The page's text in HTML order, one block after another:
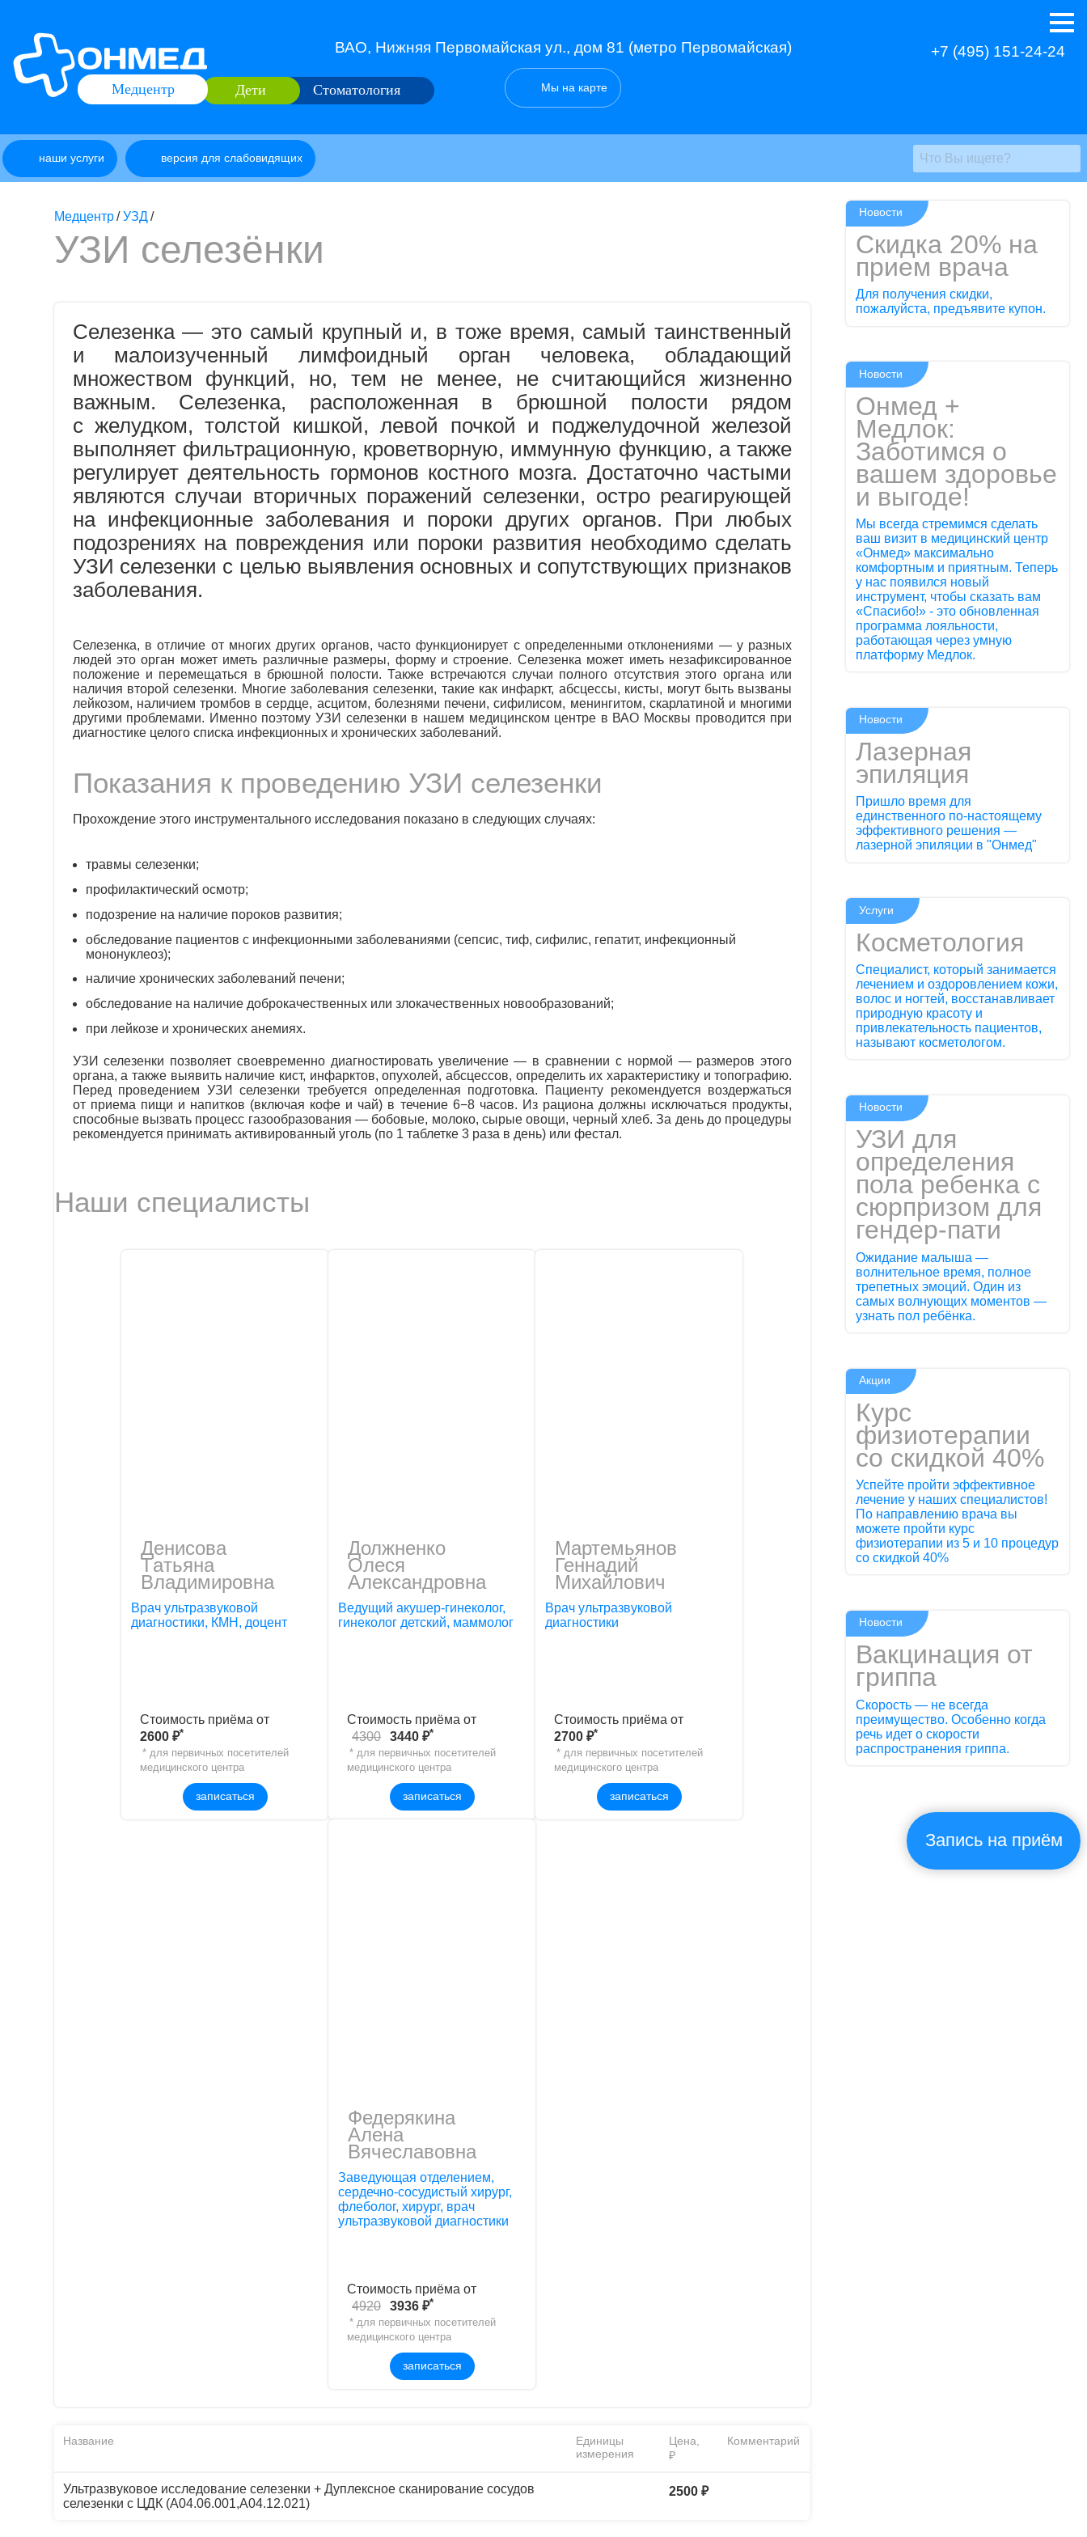
Медцентр Дети Стоматология
ВАО, Нижняя Первомайская ул., дом 81 (метро Первомайская)
Мы на карте
+7 (495) 151-24-24
наши услуги версия для слабовидящих
Медцентр/ УЗД /
УЗИ селезёнки
Селезенка — это самый крупный и, в тоже время, самый таинственный
и малоизученный лимфоидный орган человека, обладающий
множеством функций, но, тем не менее, не считающийся жизненно
важным. Селезенка, расположенная в брюшной полости рядом
с желудком, толстой кишкой, левой почкой и поджелудочной железой
выполняет фильтрационную, кроветворную, иммунную функцию, а также
регулирует деятельность гормонов костного мозга. Достаточно частыми
являются случаи вторичных поражений селезенки, остро реагирующей
на инфекционные заболевания и пороки других органов. При любых
подозрениях на повреждения или пороки развития необходимо сделать
УЗИ селезенки с целью выявления основных и сопутствующих признаков
заболевания.
Селезенка, в отличие от многих других органов, часто функционирует с определенными отклонениями — у разных
людей это орган может иметь различные размеры, форму и строение. Селезенка может иметь незафиксированное
положение и перемещаться в брюшной полости. Также встречаются случаи полного отсутствия этого органа или
наличия второй селезенки. Многие заболевания селезенки, такие как инфаркт, абсцессы, кисты, могут быть вызваны
лейкозом, наличием тромбов в сердце, асцитом, болезнями печени, сифилисом, менингитом, скарлатиной и многими
другими проблемами. Именно поэтому УЗИ селезенки в нашем медицинском центре в ВАО Москвы проводится при
диагностике целого списка инфекционных и хронических заболеваний.
Показания к проведению УЗИ селезенки
Прохождение этого инструментального исследования показано в следующих случаях:
травмы селезенки;
профилактический осмотр;
подозрение на наличие пороков развития;
обследование пациентов с инфекционными заболеваниями (сепсис, тиф, сифилис, гепатит, инфекционный
мононуклеоз);
наличие хронических заболеваний печени;
обследование на наличие доброкачественных или злокачественных новообразований;
при лейкозе и хронических анемиях.
УЗИ селезенки позволяет своевременно диагностировать увеличение — в сравнении с нормой — размеров этого
органа, а также выявить наличие кист, инфарктов, опухолей, абсцессов, определить их характеристику и топографию.
Перед проведением УЗИ селезенки требуется определенная подготовка. Пациенту рекомендуется воздержаться
от приема пищи и напитков (включая кофе и чай) в течение 6−8 часов. Из рациона должны исключаться продукты,
способные вызвать процесс газообразования — бобовые, молоко, сырые овощи, черный хлеб. За день до процедуры
рекомендуется принимать активированный уголь (по 1 таблетке 3 раза в день) или фестал.
Наши специалисты
Денисова
Тaтьянa
Влaдимировнa
Врач ультразвуковой
диагностики, КМН, доцент
Стоимость приёма от
2600 ₽*
* для первичных посетителей
медицинского центра
записаться
Должненко
Олеся
Александровна
Ведущий акушер-гинеколог,
гинеколог детский, маммолог
Стоимость приёма от
4300
3440 ₽*
* для первичных посетителей
медицинского центра
записаться
Мартемьянов
Геннадий
Михайлович
Врач ультразвуковой
диагностики
Стоимость приёма от
2700 ₽*
* для первичных посетителей
медицинского центра
записаться
Федерякина
Алена
Вячеславовна
Заведующая отделением,
сердечно-сосудистый хирург,
флеболог, хирург, врач
ультразвуковой диагностики
Стоимость приёма от
4920
3936 ₽*
* для первичных посетителей
медицинского центра
записаться
Название
Единицы
измерения
Цена,
₽
Комментарий
Ультразвуковое исследование селезенки + Дуплексное сканирование сосудов
селезенки с ЦДК (A04.06.001,A04.12.021)
2500 ₽
Скидка 20% на
прием врача
Для получения скидки,
пожалуйста, предъявите купон.
Новости
Онмед +
Медлок:
Заботимся о
вашем здоровье
и выгоде!
Мы всегда стремимся сделать
ваш визит в медицинский центр
«Онмед» максимально
комфортным и приятным. Теперь
у нас появился новый
инструмент, чтобы сказать вам
«Спасибо!» - это обновленная
программа лояльности,
работающая через умную
платформу Медлок.
Новости
Лазерная
эпиляция
Пришло время для
единственного по-настоящему
эффективного решения —
лазерной эпиляции в "Онмед"
Новости
Косметология
Специалист, который занимается
лечением и оздоровлением кожи,
волос и ногтей, восстанавливает
природную красоту и
привлекательность пациентов,
называют косметологом.
Услуги
УЗИ для
определения
пола ребенка с
сюрпризом для
гендер-пати
Ожидание малыша —
волнительное время, полное
трепетных эмоций. Один из
самых волнующих моментов —
узнать пол ребёнка.
Новости
Курс
физиотерапии
со скидкой 40%
Успейте пройти эффективное
лечение у наших специалистов!
По направлению врача вы
можете пройти курс
физиотерапии из 5 и 10 процедур
со скидкой 40%
Акции
Вакцинация от
гриппа
Скорость — не всегда
преимущество. Особенно когда
речь идет о скорости
распространения гриппа.
Новости
Запись на приём